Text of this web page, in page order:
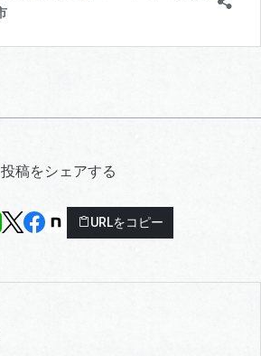
投稿をシェアする
URLをコピー